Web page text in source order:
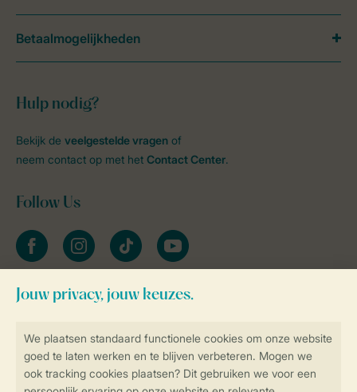
Veilig en snel online boeken
Hulp nodig?
Bekijk de veelgestelde vragen of
neem contact op met het Contact Center.
Follow Us
facebookinstagramtiktok youtube
Blijf op de hoogte
Betaalmogelijkheden